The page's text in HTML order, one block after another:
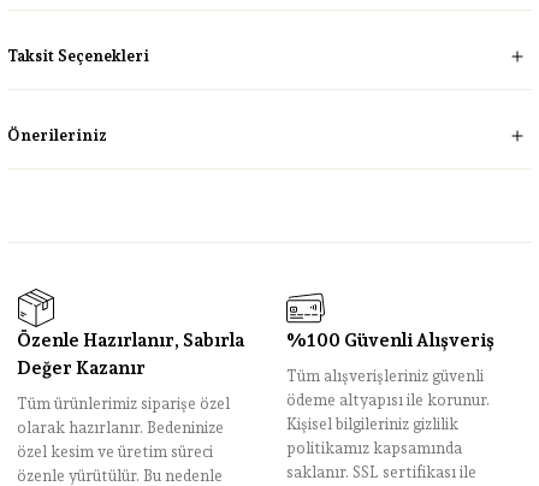
Taksit Seçenekleri
Önerileriniz
Özenle Hazırlanır, Sabırla
Değer Kazanır
Tüm ürünlerimiz siparişe özel
olarak hazırlanır. Bedeninize
özel kesim ve üretim süreci
özenle yürütülür. Bu nedenle
%100 Güvenli Alışveriş
Tüm alışverişleriniz güvenli
ödeme altyapısı ile korunur.
Kişisel bilgileriniz gizlilik
politikamız kapsamında
saklanır. SSL sertifikası ile